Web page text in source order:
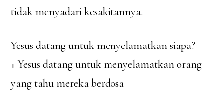
tidak menyadari kesakitannya.
Yesus datang untuk menyelamatkan siapa?
+ Yesus datang untuk menyelamatkan orang
yang tahu mereka berdosa